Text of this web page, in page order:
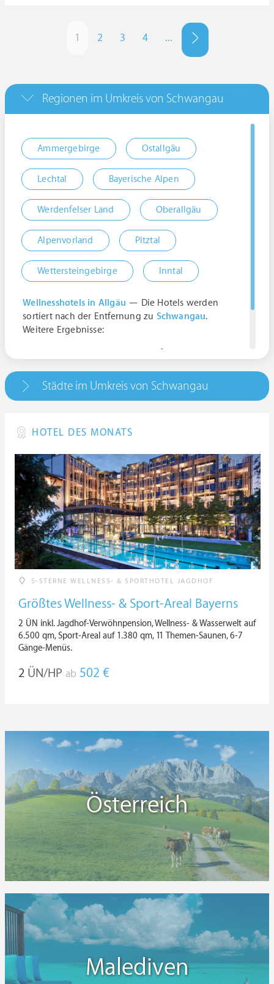
1 2 3 4 ...
Regionen im Umkreis von Schwangau
Ammergebirge Ostallgäu
Lechtal Bayerische Alpen
Werdenfelser Land Oberallgäu
Alpenvorland Pitztal
Wettersteingebirge Inntal
Wellnesshotels in Allgäu — Die Hotels werden
sortiert nach der Entfernung zu Schwangau.
Weitere Ergebnisse:
Bavaria
Städte im Umkreis von Schwangau
HOTEL DES MONATS
5-STERNE WELLNESS- & SPORTHOTEL JAGDHOF
Größtes Wellness- & Sport-Areal Bayerns
2 ÜN inkl. Jagdhof-Verwöhnpension, Wellness- & Wasserwelt auf
6.500 qm, Sport-Areal auf 1.380 qm, 11 Themen-Saunen, 6-7
Gänge-Menüs.
2 ÜN/HP ab 502 €
Österreich
Malediven